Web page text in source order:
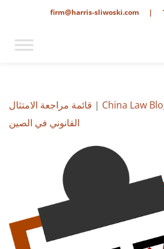
|
firm@harris-sliwoski.com
China Law
| قائمة مراجعة الامتثال
القانوني في الصين